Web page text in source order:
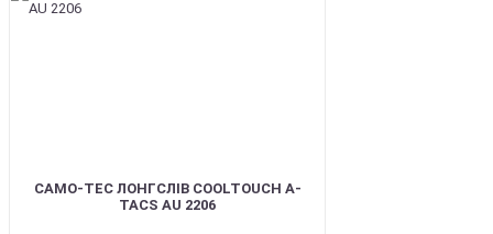
CAMO-TEC ЛОНГСЛІВ COOLTOUCH A-
TACS AU 2206